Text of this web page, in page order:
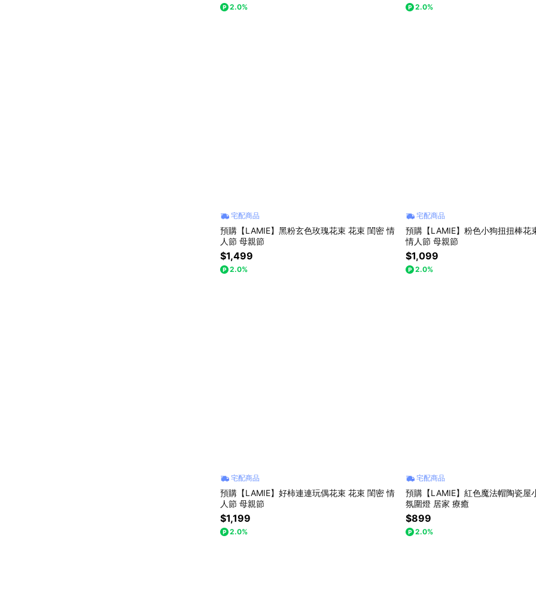
2.0% 2.0%
宅配商品
預購【LAMIE】黑粉玄色玫瑰花束 花束 閨密 情
人節 母親節
$1,499
2.0%
宅配商品
預購【LAMIE】粉色小狗扭扭棒花
情人節 母親節
$1,099
2.0%
宅配商品
預購【LAMIE】好柿連連玩偶花束 花束 閨密 情
人節 母親節
$1,199
2.0%
宅配商品
預購【LAMIE】紅色魔法帽陶瓷屋
氛圍燈 居家 療癒
$899
2.0%